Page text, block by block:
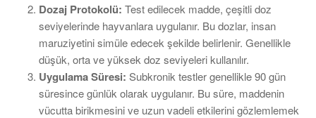
Dozaj Protokolü: Test edilecek madde, çeşitli doz
seviyelerinde hayvanlara uygulanır. Bu dozlar, insan
maruziyetini simüle edecek şekilde belirlenir. Genellikle
düşük, orta ve yüksek doz seviyeleri kullanılır.
Uygulama Süresi: Subkronik testler genellikle 90 gün
süresince günlük olarak uygulanır. Bu süre, maddenin
vücutta birikmesini ve uzun vadeli etkilerini gözlemlemek